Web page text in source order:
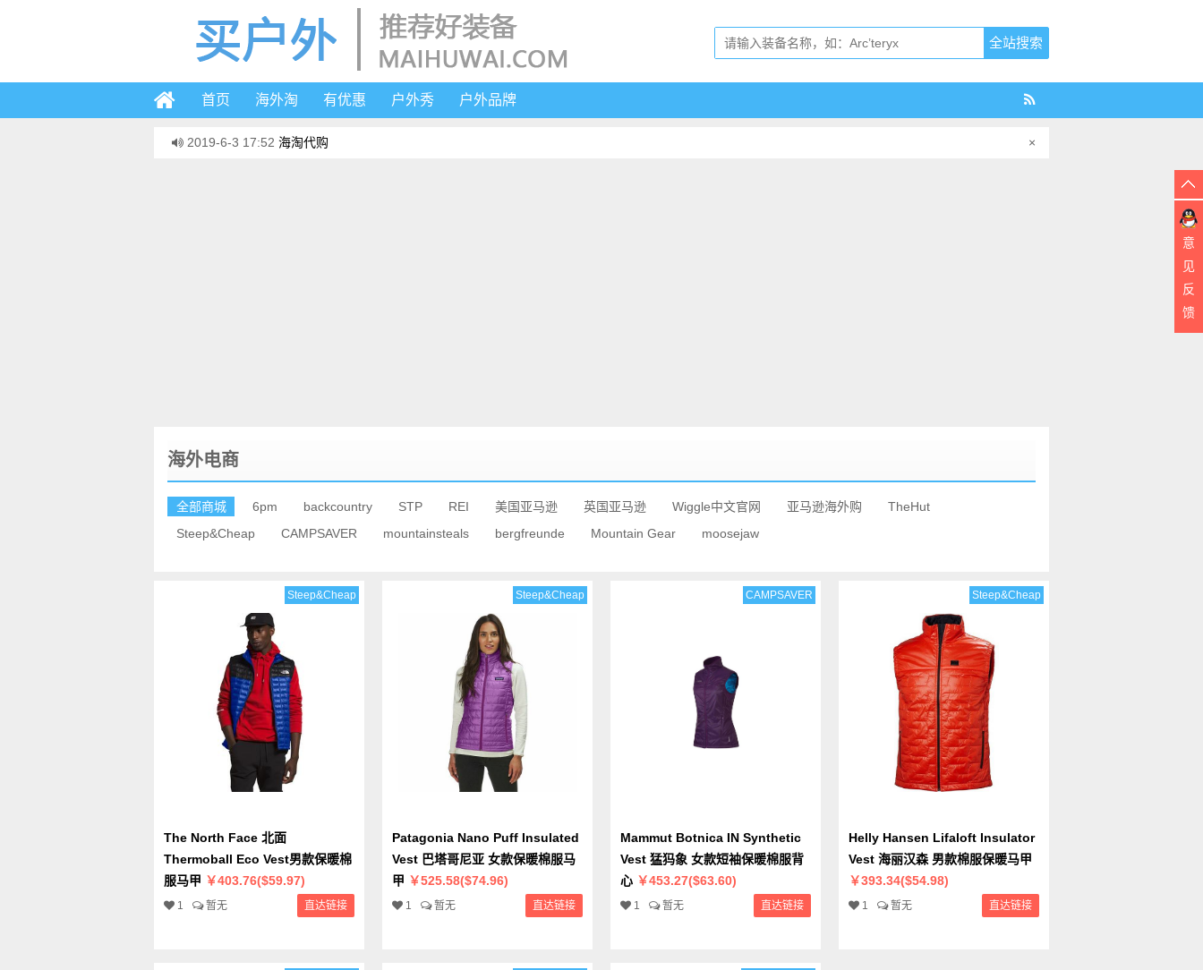
首页 海外淘 有优惠 户外秀 户外品牌
2019-6-3 17:52 海淘代购 ×
海外电商
全部商城 6pm backcountry STP REI 美国亚马逊 英国亚马逊 Wiggle中文官网 亚马逊海外购
TheHut
Steep&Cheap
CAMPSAVER mountainsteals bergfreunde Mountain Gear moosejaw
Steep&Cheap
The North Face 北面
Thermoball Eco Vest男款保暖棉
服马甲 ￥403.76($59.97)
1 暂无 直达链接
Steep&Cheap
Patagonia Nano Puff Insulated
Vest 巴塔哥尼亚 女款保暖棉服马
甲 ￥525.58($74.96)
1 暂无 直达链接
CAMPSAVER
Mammut Botnica IN Synthetic
Vest 猛犸象 女款短袖保暖棉服背
心 ￥453.27($63.60)
1 暂无 直达链接
Steep&Cheap
Helly Hansen Lifaloft Insulator
Vest 海丽汉森 男款棉服保暖马甲
￥393.34($54.98)
1 暂无 直达链接
意
见
反
馈